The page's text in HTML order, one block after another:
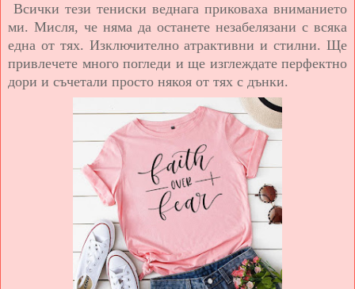
Всички тези тениски веднага приковаха вниманието
ми. Мисля, че няма да останете незабелязани с всяка
една от тях. Изключително атрактивни и стилни. Ще
привлечете много погледи и ще изглеждате перфектно
дори и съчетали просто някоя от тях с дънки.